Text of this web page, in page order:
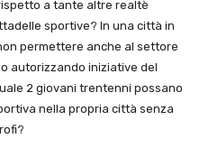
a tante altre realtè
sportive? In una città in
permettere anche al settore
autorizzando iniziative del
2 giovani trentenni possano
nella propria città senza